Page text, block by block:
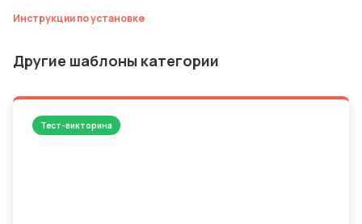
Инструкции по установке
Другие шаблоны категории
Тест-викторина